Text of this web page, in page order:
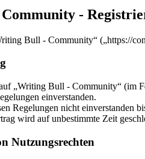
-
Bull - Community“ („https://
„Writing Bull - Community“ (im
einverstanden.
Regelungen nicht einverstanden
wird auf unbestimmte Zeit
Nutzungsrechten